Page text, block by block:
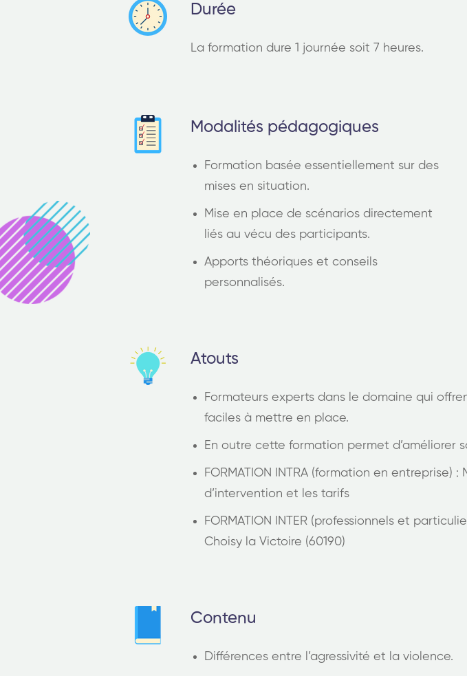
Durée
La formation dure 1 journée soit 7 heures.
Modalités pédagogiques
Formation basée essentiellement sur des
mises en situation.
Mise en place de scénarios directement
liés au vécu des participants.
Apports théoriques et conseils
personnalisés.
Atouts
Formateurs experts dans le domaine qui
faciles à mettre en place.
En outre cette formation permet d’améliorer
FORMATION INTRA (formation en
d’intervention et les tarifs
FORMATION INTER (professionnels et
Choisy la Victoire (60190)
Contenu
Différences entre l’agressivité et la violence.